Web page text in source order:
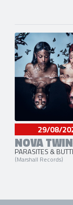
29/08/
NOVA
PARASITES &
(Marshall Records)